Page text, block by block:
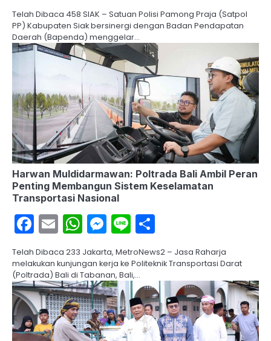
Telah Dibaca 458 SIAK – Satuan Polisi Pamong Praja (Satpol
PP) Kabupaten Siak bersinergi dengan Badan Pendapatan
Daerah (Bapenda) menggelar…
Harwan Muldidarmawan: Poltrada Bali Ambil Peran
Penting Membangun Sistem Keselamatan
Transportasi Nasional
Facebook
EmailWhatsApp
Messenger
Line
Telah Dibaca 233 Jakarta, MetroNews2 – Jasa Raharja
melakukan kunjungan kerja ke Politeknik Transportasi Darat
(Poltrada) Bali di Tabanan, Bali,…